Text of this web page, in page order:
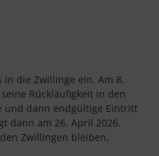
die Zwillinge ein. Am 8.
Rückläufigkeit in den
und dann endgültige Eintritt
dann am 26. April 2026.
Zwillingen bleiben,